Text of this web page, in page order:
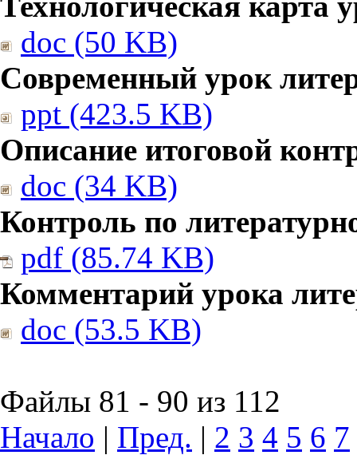
doc (50 KB)
Современный урок
ppt (423.5 KB)
Описание итоговой
doc (34 KB)
Контроль по
pdf (85.74 KB)
Комментарий урока
doc (53.5 KB)
Файлы 81 - 90 из 112
Начало | Пред. | 2 3 4 5 6 7